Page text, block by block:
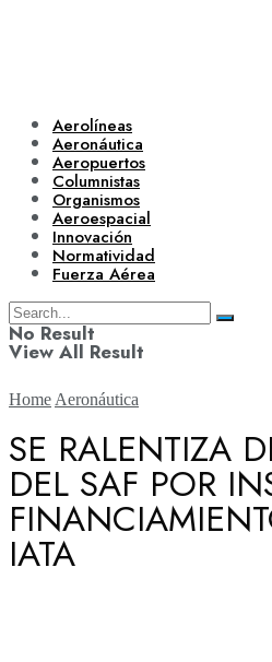
Aerolíneas
Aeronáutica
Aeropuertos
Columnistas
Organismos
Aeroespacial
Innovación
Normatividad
Fuerza Aérea
No Result
View All Result
Aerolíneas
Aeronáutica
Home Aeronáutica
SE RALENTIZA
DEL SAF POR
IATA